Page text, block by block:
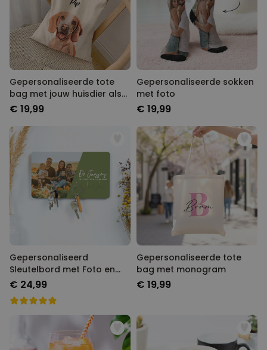
Gepersonaliseerde tote
bag met jouw huisdier als
comic
€ 19,99
Gepersonaliseerde sokken
met foto
€ 19,99
Gepersonaliseerd
Sleutelbord met Foto en
Tekst
€ 24,99
Gepersonaliseerde tote
bag met monogram
€ 19,99